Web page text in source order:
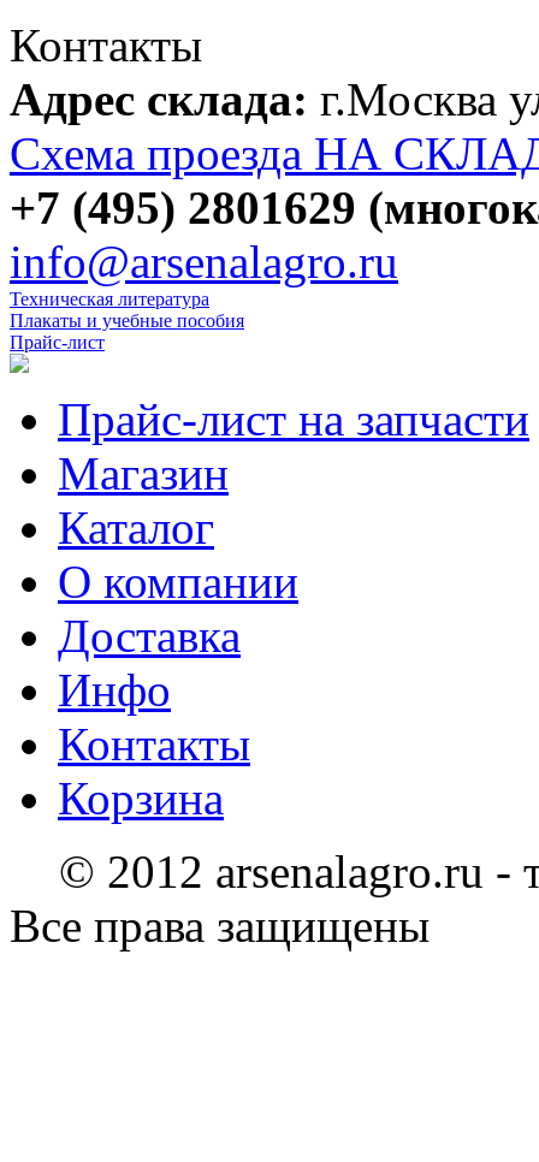
Контакты
Адрес склада: г.Москва
Схема проезда НА
+7 (495) 2801629
info@arsenalagro.ru
Техническая литература
Плакаты и учебные пособия
Прайс-лист
Прайс-лист на запчасти
Магазин
Каталог
О компании
Доставка
Инфо
Контакты
Корзина
© 2012 arsenalagro.ru -
Все права защищены